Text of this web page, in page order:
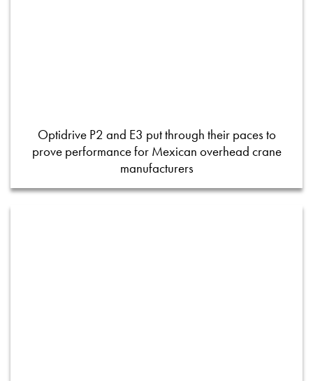
Optidrive P2 and E3 put through their paces to
prove performance for Mexican overhead crane
manufacturers